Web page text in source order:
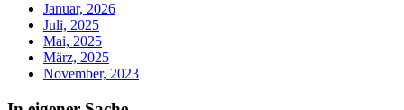
Januar, 2026
Juli, 2025
Mai, 2025
März, 2025
November, 2023